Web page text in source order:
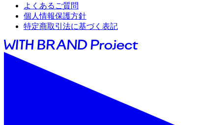
よくあるご質問
個人情報保護方針
特定商取引法に基づく表記